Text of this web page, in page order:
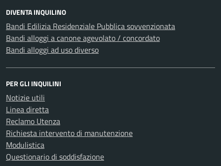
DIVENTA INQUILINO
Bandi Edilizia Residenziale Pubblica sovvenzionata
Bandi alloggi a canone agevolato / concordato
Bandi alloggi ad uso diverso
PER GLI INQUILINI
Notizie utili
Linea diretta
Reclamo Utenza
Richiesta intervento di manutenzione
Modulistica
Questionario di soddisfazione